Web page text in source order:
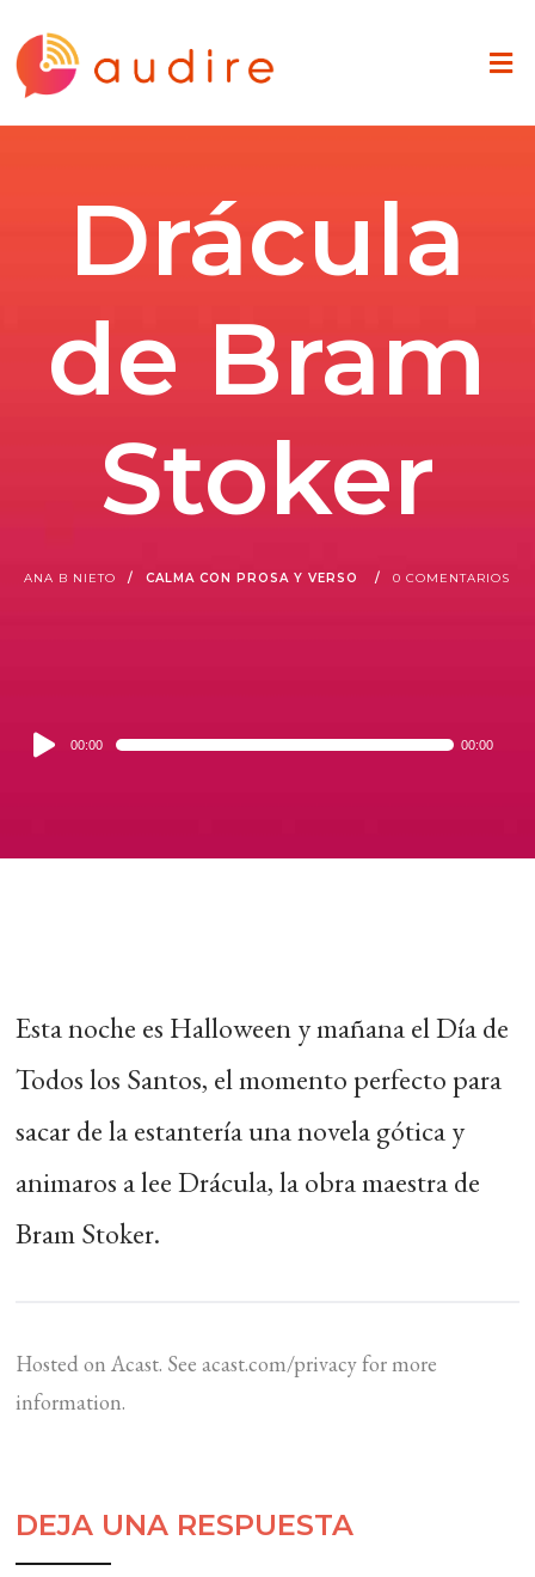
Drácula
de Bram
Stoker
ANA B NIETO CALMA CON PROSA Y VERSO 0 COMENTARIOS
Audio00:00 00:00
Esta noche es Halloween y mañana el Día de
Todos los Santos, el momento perfecto para
sacar de la estantería una novela gótica y
animaros a lee Drácula, la obra maestra de
Bram Stoker.
Hosted on Acast. Seeacast.com/privacyfor more
information.
DEJA UNA RESPUESTA